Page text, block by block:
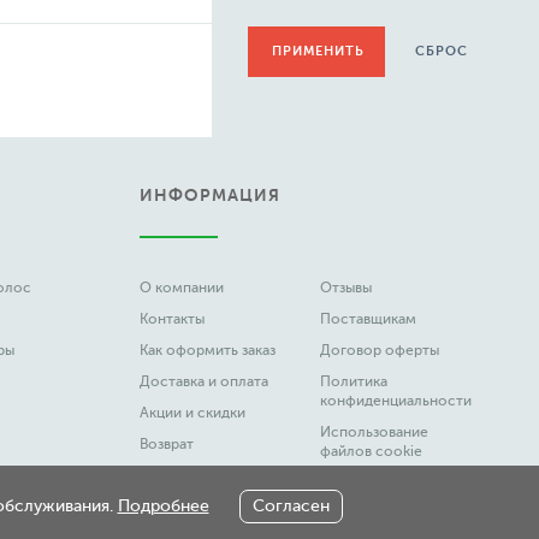
Dalan
Dannie Dio
Enzim
Epsom.pro
Eucerin
Eveline Cosmetics
Festiva
Ffleur
Fito Косметик
СБРОС
ИНФОРМАЦИЯ
О компании
Контакты
Как оформить заказ
Доставка и оплата
Акции и скидки
Возврат
Новости
Отзывы
Поставщикам
Договор оферты
Политика
конфиденциальности
Использование
файлов cookie
Подробнее Согласен